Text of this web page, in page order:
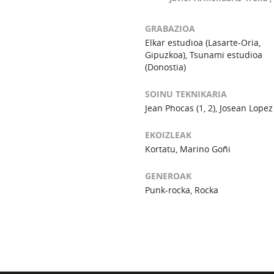
GRABAZIOA
Elkar estudioa (Lasarte-Oria,
Gipuzkoa), Tsunami estudioa
(Donostia)
SOINU TEKNIKARIA
Jean Phocas (1, 2), Josean
EKOIZLEAK
Kortatu, Marino Goñi
GENEROAK
Punk-rocka, Rocka